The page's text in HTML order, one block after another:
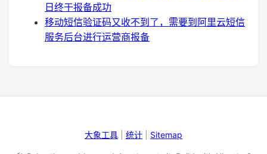
日终于报备成功
移动短信验证码又收不到了，需要到阿里云短信
服务后台进行运营商报备
大象工具 统计 Sitemap